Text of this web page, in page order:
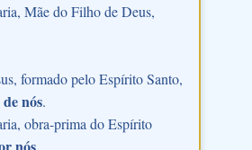
Mãe do Filho de Deus,
formado pelo Espírito Santo,
nós.
obra-prima do Espírito
nós.